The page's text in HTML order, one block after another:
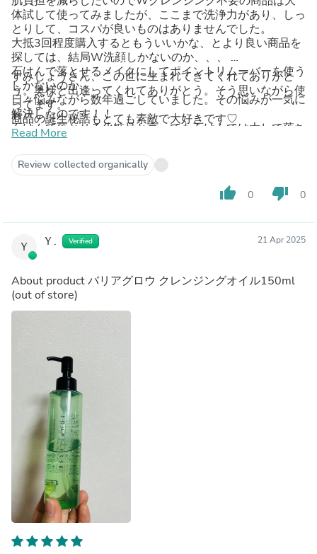
体試して使ってみましたが、ここまで洗浄力があり、しっ
とりして、コスパが良いものはありませんでした。
大抵3回程度購入するともういいかな、とより良い商品を
探しては、結局W洗顔しかないのか、、、
石けんで落とせるメイクにしてポイントリムーバーを使う
しかないのか、、、
日々悩みながら数年過ごしていました。その悩みが一気に
解決したのです！！
石けんで落とせる化粧品と言っても石けんでは大して落ち
ない上につっぱって乾燥する。
日焼け止めだけだとしてもお湯で落とすだけじゃ嫌。
たまに濃いメイクもするけど、その時だけの為に別でクレ
ルが苦手(嫌い)だった。
バームだと何か減りが早くすぐ無くなっちゃう。
そんな私にピッタリでした。
した♡
本当に素晴らしい商品で、ずっとずーっと使いたいです。
すみしょうさん、この世に生まれてきてくれてありがと
う。奥様と出逢ってくれてありがとう。そう思いながら使
ってます。
商品の誕生秘話もとても素敵で大好きです♡
Read More
Review collected organically
thumb_up 0 thumb_down 0
Ｙ Ｙ. Verified 21 Apr 2025
About productバリアグロウ クレンジングオイル150ml
(out of store)